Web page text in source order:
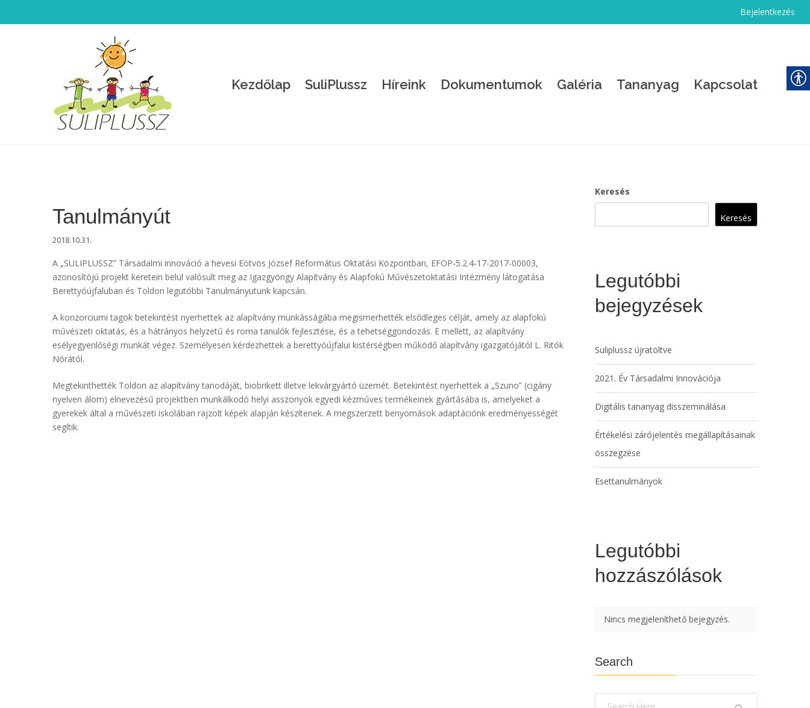
Bejelentkezés
Kezdőlap SuliPlussz Híreink Dokumentumok Galéria Tananyag Kapcsolat
Tanulmányút
2018.10.31.
A „SULIPLUSSZ” Társadalmi innováció a hevesi Eötvös József Református Oktatási Központban, EFOP-5.2.4-17-2017-00003,
azonosítójú projekt keretein belül valósult meg az Igazgyöngy Alapítvány és Alapfokú Művészetoktatási Intézmény látogatása
Berettyóújfaluban és Toldon legutóbbi Tanulmányutunk kapcsán.
A konzorciumi tagok betekintést nyerhettek az alapítvány munkásságába megismerhették elsődleges célját, amely az alapfokú
művészeti oktatás, és a hátrányos helyzetű és roma tanulók fejlesztése, és a tehetséggondozás. E mellett, az alapítvány
esélyegyenlőségi munkát végez. Személyesen kérdezhettek a berettyóújfalui kistérségben működő alapítvány igazgatójától L. Ritók
Nórától.
Megtekinthették Toldon az alapítvány tanodáját, biobrikett illetve lekvárgyártó üzemét. Betekintést nyerhettek a „Szuno” (cigány
nyelven álom) elnevezésű projektben munkálkodó helyi asszonyok egyedi kézműves termékeinek gyártásába is, amelyeket a
gyerekek által a művészeti iskolában rajzolt képek alapján készítenek. A megszerzett benyomások adaptációnk eredményességét
segítik.
Keresés
Keresés
Legutóbbi
bejegyzések
Suliplussz újratöltve
2021. Év Társadalmi Innovációja
Digitális tananyag disszeminálása
Értékelési zárójelentés megállapításainak
összegzése
Esettanulmányok
Legutóbbi
hozzászólások
Nincs megjeleníthető bejegyzés.
Search